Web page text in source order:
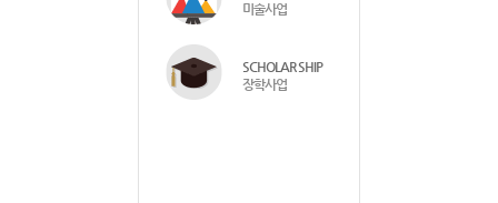
미술사업
SCHOLAR SHIP
장학사업